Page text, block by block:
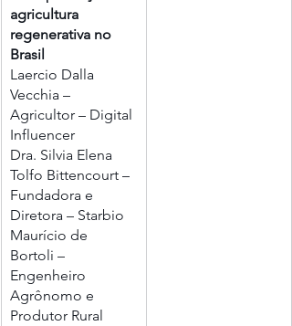
agricultura
regenerativa no
Brasil
Laercio Dalla
Vecchia –
Agricultor – Digital
Influencer
Dra. Silvia Elena
Tolfo Bittencourt –
Fundadora e
Diretora – Starbio
Maurício de
Bortoli –
Engenheiro
Agrônomo e
Produtor Rural